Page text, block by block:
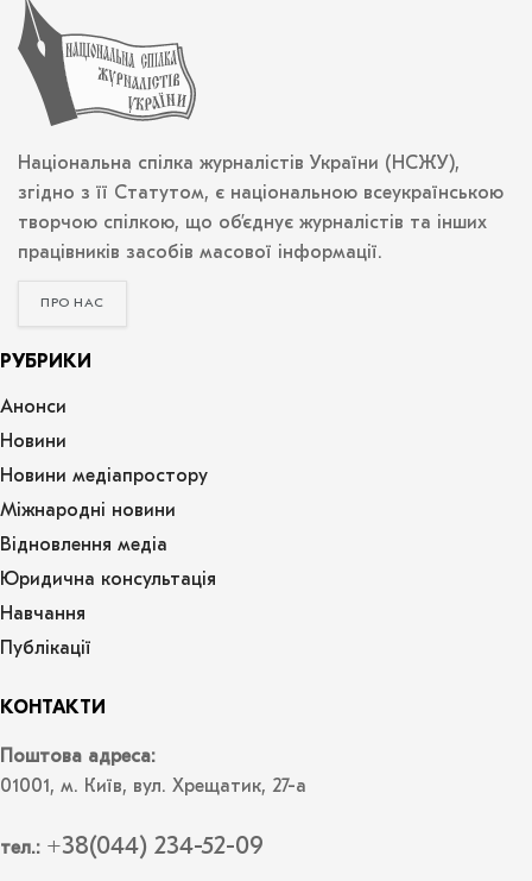
Національна спілка журналістів України (НСЖУ),
згідно з її Статутом, є національною всеукраїнською
творчою спілкою, що об’єднує журналістів та інших
працівників засобів масової інформації.
ПРО НАС
РУБРИКИ
Анонси
Новини
Новини медіапростору
Міжнародні новини
Відновлення медіа
Юридична консультація
Навчання
Публікації
КОНТАКТИ
Поштова адреса:
01001, м. Київ, вул. Хрещатик, 27-а
тел.: +38(044) 234-52-09